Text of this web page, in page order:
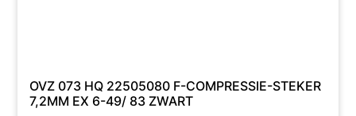
OVZ 073 HQ 22505080 F-COMPRESSIE-STEKER
7,2MM EX 6-49/ 83 ZWART